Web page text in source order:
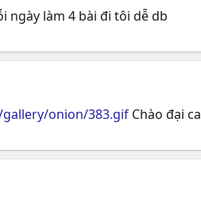
ngày làm 4 bài đi tôi dễ db
onion/383.gif Chào đại ca